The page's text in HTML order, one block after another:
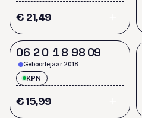
€ 21,49
06 20 18 98 09
Geboortejaar 2018
KPN
€ 15,99